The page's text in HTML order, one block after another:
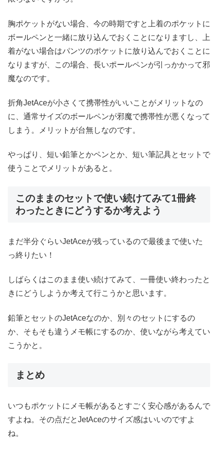
胸ポケットがない場合、今の時期ですと上着のポケットに
ボールペンと一緒に放り込んでおくことになりますし、上
着がない場合はパンツのポケットに放り込んでおくことに
なりますが、この場合、長いポールペンが引っかかって邪
魔なのです。
折角JetAceが小さくて携帯性がいいことがメリットなの
に、通常サイズのボールペンが邪魔で携帯性が悪くなって
しまう。メリットが台無しなのです。
やっぱり、短い鉛筆とかペンとか、短い筆記具とセットで
使うことでメリットがあると。
このままのセットで使い続けてみて1冊終
わったときにどうするか考えよう
まだ半分ぐらいJetAceが残っているので最後まで使いた
っ終りたい！
しばらくはこのまま使い続けてみて、一冊使い終わったと
きにどうしようか考えて行こうかと思います。
鉛筆とセットのJetAceなのか、別々のセットにするの
か、そもそも違うメモ帳にするのか、使いながら考えてい
こうかと。
まとめ
いつもポケットにメモ帳があるとすごく安心感があるんで
すよね。その点だとJetAceのサイズ感はいいのですよ
ね。